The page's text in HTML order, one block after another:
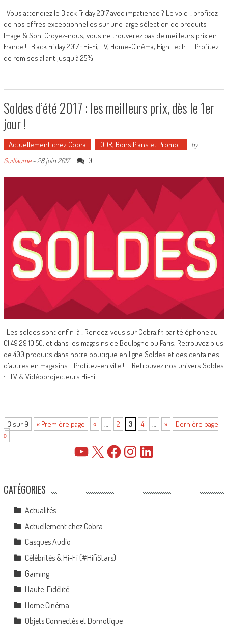
Vous attendiez le Black Friday 2017 avec impatience ? Le voici : profitez
de nos offres exceptionnelles sur une large sélection de produits
Image & Son. Croyez-nous, vous ne trouverez pas de meilleurs prix en
France ! Black Friday 2017 : Hi-Fi, TV, Home-Cinéma, High Tech... Profitez
de remises allant jusqu'à 25%
Soldes d’été 2017 : les meilleurs prix, dès le 1er
jour !
Actuellement chez Cobra ODR, Bons Plans et Promo…
by
Guillaume- 28 juin 2017 0
Les soldes sont enfin là ! Rendez-vous sur Cobra.fr, par téléphone au
01 49 29 10 50, et dans les magasins de Boulogne ou Paris. Retrouvez plus
de 400 produits dans notre boutique en ligne Soldes et des centaines
d'autres en magasins... Profitez-en vite ! Retrouvez nos univers Soldes
: TV & Vidéoprojecteurs Hi-Fi
3 sur 9 « Première page « … 2 3 4 … »
Dernière page
»
YouTube FacebookInstagramLinkedIn
CATÉGORIES
Actualités
Actuellement chez Cobra
Casques Audio
Célébrités & Hi-Fi (#HifiStars)
Gaming
Haute-Fidélité
Home Cinéma
Objets Connectés et Domotique